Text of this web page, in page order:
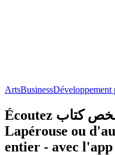
ArtsBusinessDéveloppement
Écoutez مُلخص كتاب, Conversations chez
Lapérouse ou
entier - avec